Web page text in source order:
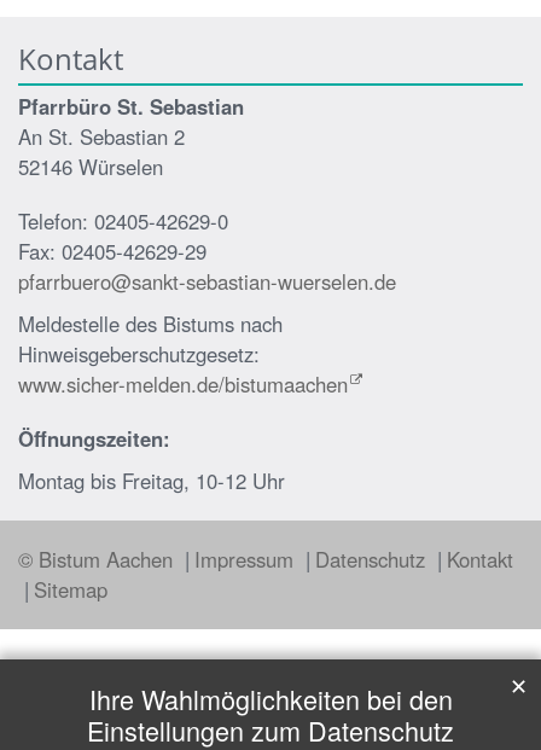
Kontakt
Pfarrbüro St. Sebastian
An St. Sebastian 2
52146 Würselen
Telefon: 02405-42629-0
Fax: 02405-42629-29
pfarrbuero@sankt-sebastian-wuerselen.de
Meldestelle des Bistums nach
Hinweisgeberschutzgesetz:
www.sicher-melden.de/bistumaachen
Öffnungszeiten:
Montag bis Freitag, 10-12 Uhr
© Bistum Aachen Impressum Datenschutz
Kontakt
Sitemap
Ihre Wahlmöglichkeiten bei den
Einstellungen zum Datenschutz
✕